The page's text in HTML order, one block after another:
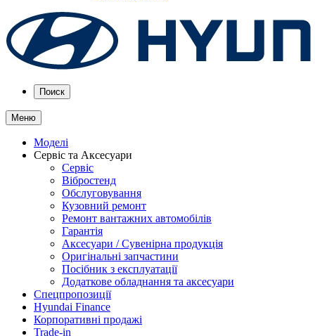
Поиск
Меню
Моделі
Сервіс та Аксесуари
Сервіс
Вібростенд
Обслуговування
Кузовний ремонт
Ремонт вантажних автомобілів
Гарантія
Аксесуари / Сувенірна продукція
Оригінальні запчастини
Посібник з експлуатації
Додаткове обладнання та аксесуари
Спецпропозиції
Hyundai Finance
Корпоративні продажі
Trade-in